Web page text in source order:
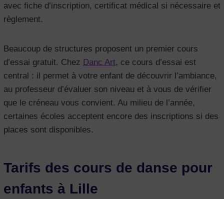
avec fiche d’inscription, certificat médical si nécessaire et
règlement.
Beaucoup de structures proposent un premier cours
d’essai gratuit. Chez Danc Art, ce cours d’essai est
central : il permet à votre enfant de découvrir l’ambiance,
au professeur d’évaluer son niveau et à vous de vérifier
que le créneau vous convient. Au milieu de l’année,
certaines écoles acceptent encore des inscriptions si des
places sont disponibles.
Tarifs des cours de danse pour
enfants à Lille